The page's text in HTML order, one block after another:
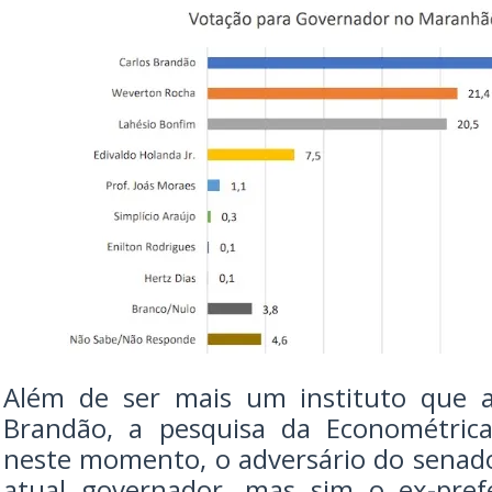
Além de ser mais um instituto que
Brandão, a pesquisa da
neste momento, o adversário do